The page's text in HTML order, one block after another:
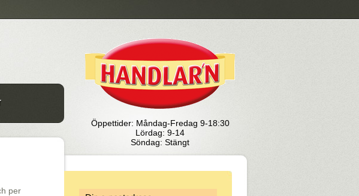
Öppettider: Måndag-Fredag 9-18:30
Lördag: 9-14
Söndag: Stängt
per